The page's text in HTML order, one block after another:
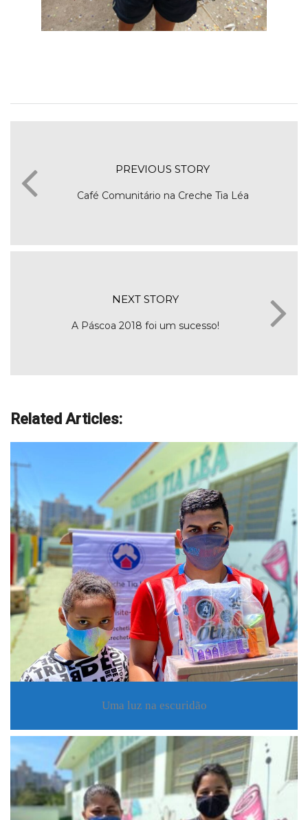
PREVIOUS STORY
Café Comunitário na Creche Tia Léa
NEXT STORY
A Páscoa 2018 foi um sucesso!
Related Articles:
Uma luz na escuridão